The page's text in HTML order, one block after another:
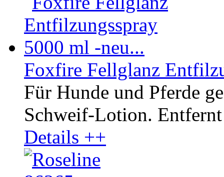
Foxfire Fellglanz
Für Hunde und Pferde
Schweif-Lotion.
Details ++